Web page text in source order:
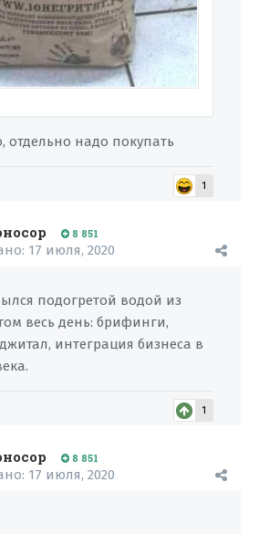
отдельно надо покупать
1
8 851
17 июля, 2020
подогретой водой из
весь день: брифинги,
интеграция бизнеса в
1
8 851
17 июля, 2020